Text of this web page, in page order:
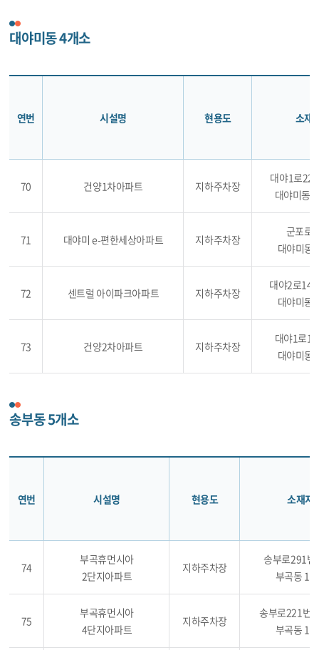
대야미동 4개소
연번 시설명 현용도 소재
70 건양1차아파트 지하주차장
대야1로22
대야미동
71 대야미 e-편한세상아파트 지하주차장
군포로
대야미동
72 센트럴 아이파크아파트 지하주차장
대야2로
대야미동
73 건양2차아파트 지하주차장
대야1로
대야미동
송부동 5개소
연번 시설명 현용도 소재지
74
부곡휴먼시아
2단지아파트
지하주차장
송부로291번
부곡동
75
부곡휴먼시아
4단지아파트
지하주차장
송부로221번
부곡동